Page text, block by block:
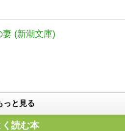
妻 (新潮文庫)
っと見る
読む本